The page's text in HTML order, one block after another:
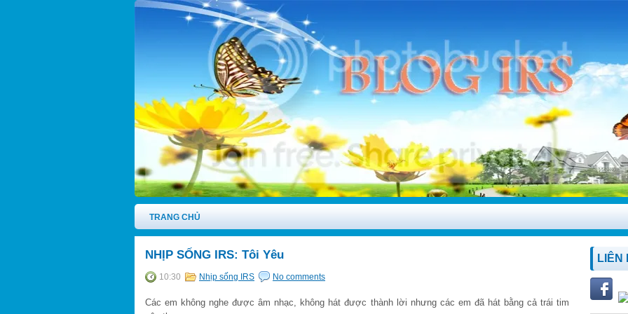
TRANG CHỦ
NHỊP SỐNG IRS: Tôi Yêu
10:30 Nhịp sống IRS No comments
Các em không nghe được âm nhạc, không hát được thành lời nhưng các em đã hát bằng cả trái tim
LIÊN